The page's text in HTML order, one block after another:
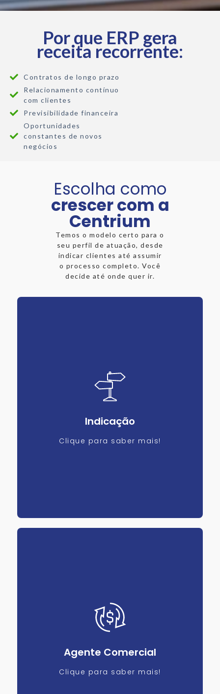
Por que ERP gera
receita recorrente:
Contratos de longo prazo
Relacionamento contínuo
com clientes
Previsibilidade financeira
Oportunidades
constantes de novos
negócios
Escolha como
crescer com a
Centrium
Temos o modelo certo para o
seu perfil de atuação, desde
indicar clientes até assumir
o processo completo. Você
decide até onde quer ir.
Indicação
Clique para saber mais!
Agente Comercial
Clique para saber mais!